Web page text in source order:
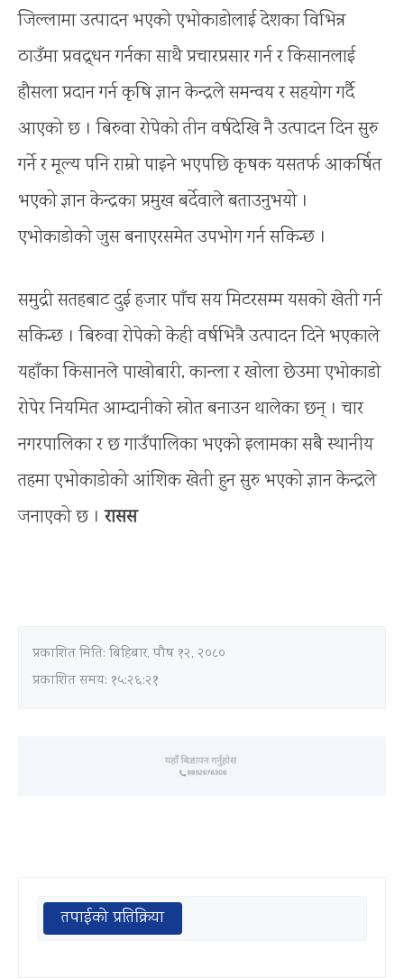
जिल्लामा उत्पादन भएको एभोकाडोलाई देशका विभिन्न
ठाउँमा प्रवद्र्धन गर्नका साथै प्रचारप्रसार गर्न र किसानलाई
हौसला प्रदान गर्न कृषि ज्ञान केन्द्रले समन्वय र सहयोग गर्दै
आएको छ । बिरुवा रोपेको तीन वर्षदेखि नै उत्पादन दिन सुरु
गर्ने र मूल्य पनि राम्रो पाइने भएपछि कृषक यसतर्फ आकर्षित
भएको ज्ञान केन्द्रका प्रमुख बर्देवाले बताउनुभयो ।
एभोकाडोको जुस बनाएरसमेत उपभोग गर्न सकिन्छ ।
समुद्री सतहबाट दुई हजार पाँच सय मिटरसम्म यसको खेती गर्न
सकिन्छ । बिरुवा रोपेको केही वर्षभित्रै उत्पादन दिने भएकाले
यहाँका किसानले पाखोबारी, कान्ला र खोला छेउमा एभोकाडो
रोपेर नियमित आम्दानीको स्रोत बनाउन थालेका छन् । चार
नगरपालिका र छ गाउँपालिका भएको इलामका सबै स्थानीय
तहमा एभोकाडोको आंशिक खेती हुन सुरु भएको ज्ञान केन्द्रले
जनाएको छ ।रासस
प्रकाशित मिति: बिहिबार, पौष १२, २०८०
प्रकाशित समय: १५:२६:२१
तपाईको प्रतिक्रिया